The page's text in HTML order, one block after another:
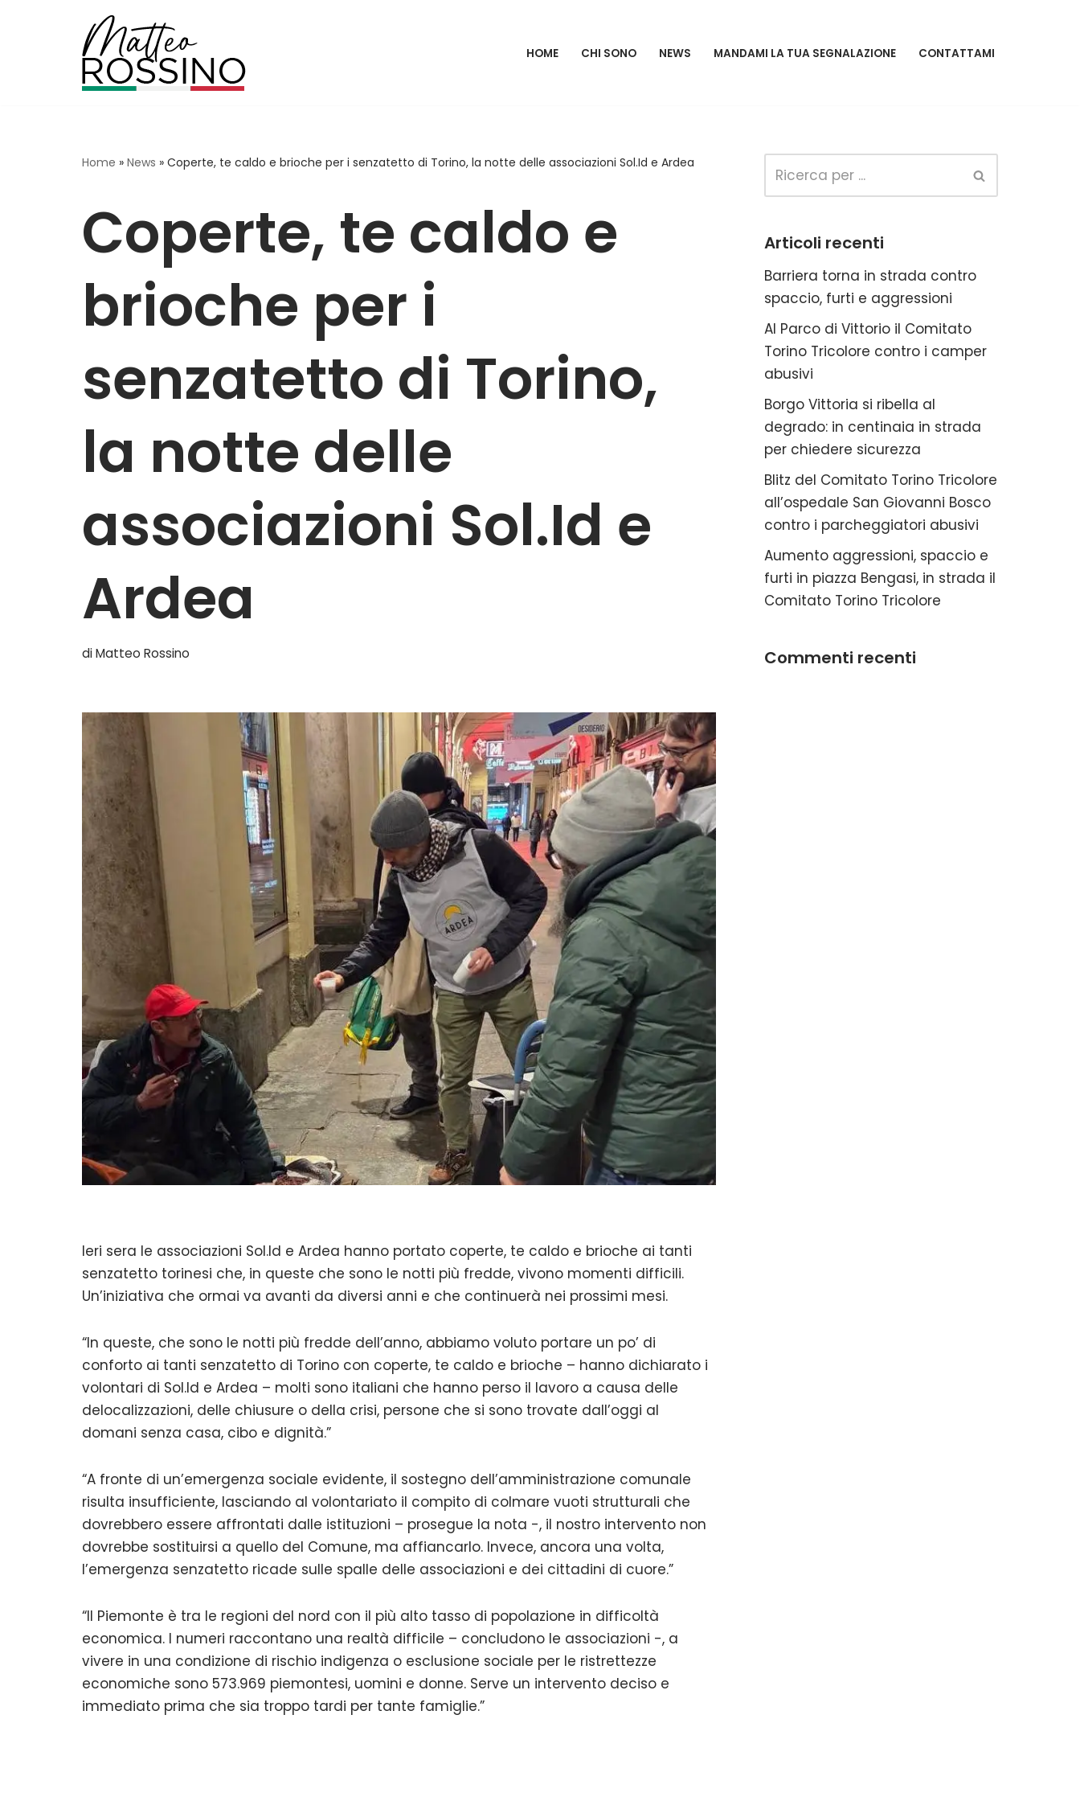
contenuto
HOME CHI SONO NEWS MANDAMI LA TUA SEGNALAZIONE CONTATTAMI
Home » News » Coperte, te caldo e brioche per i senzatetto di Torino, la notte delle associazioni Sol.Id e Ardea
Coperte, te caldo e
brioche per i
senzatetto di Torino,
la notte delle
associazioni Sol.Id e
Ardea
diMatteo Rossino
Ieri sera le associazioni Sol.Id e Ardea hanno portato coperte, te caldo e brioche ai tanti
senzatetto torinesi che, in queste che sono le notti più fredde, vivono momenti difficili.
Un’iniziativa che ormai va avanti da diversi anni e che continuerà nei prossimi mesi.
“In queste, che sono le notti più fredde dell’anno, abbiamo voluto portare un po’ di
conforto ai tanti senzatetto di Torino con coperte, te caldo e brioche – hanno dichiarato i
volontari di Sol.Id e Ardea – molti sono italiani che hanno perso il lavoro a causa delle
delocalizzazioni, delle chiusure o della crisi, persone che si sono trovate dall’oggi al
domani senza casa, cibo e dignità.”
“A fronte di un’emergenza sociale evidente, il sostegno dell’amministrazione comunale
risulta insufficiente, lasciando al volontariato il compito di colmare vuoti strutturali che
dovrebbero essere affrontati dalle istituzioni – prosegue la nota -, il nostro intervento non
dovrebbe sostituirsi a quello del Comune, ma affiancarlo. Invece, ancora una volta,
l’emergenza senzatetto ricade sulle spalle delle associazioni e dei cittadini di cuore.”
“Il Piemonte è tra le regioni del nord con il più alto tasso di popolazione in difficoltà
economica. I numeri raccontano una realtà difficile – concludono le associazioni -, a
vivere in una condizione di rischio indigenza o esclusione sociale per le ristrettezze
economiche sono 573.969 piemontesi, uomini e donne. Serve un intervento deciso e
immediato prima che sia troppo tardi per tante famiglie.”
Articoli recenti
Barriera torna in strada contro
spaccio, furti e aggressioni
Al Parco di Vittorio il Comitato
Torino Tricolore contro i camper
abusivi
Borgo Vittoria si ribella al
degrado: in centinaia in strada
per chiedere sicurezza
Blitz del Comitato Torino Tricolore
all’ospedale San Giovanni Bosco
contro i parcheggiatori abusivi
Aumento aggressioni, spaccio e
furti in piazza Bengasi, in strada il
Comitato Torino Tricolore
Commenti recenti